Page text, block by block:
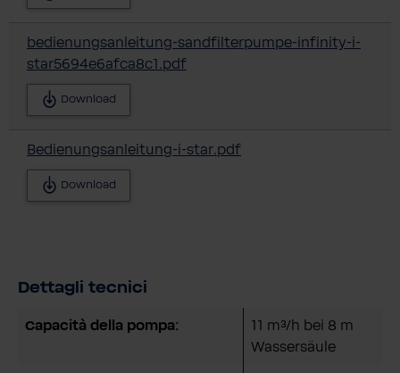
bedienungsanleitung-sandfilterpumpe-infinity-i-
star5694e6afca8c1.pdf
Download
Bedienungsanleitung-i-star.pdf
Download
Dettagli tecnici
Capacità della pompa:
11 m³/h bei 8 m
Wassersäule